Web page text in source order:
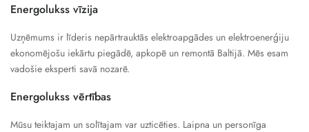
Energolukss vīzija
Uzņēmums ir līderis nepārtrauktās elektroapgādes un elektroenerģiju
ekonomējošu iekārtu piegādē, apkopē un remontā Baltijā. Mēs esam
vadošie eksperti savā nozarē.
Energolukss vērtības
Mūsu teiktajam un solītajam var uzticēties. Laipna un personīga